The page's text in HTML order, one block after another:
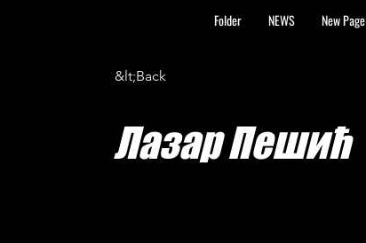
Folder NEWS New Page
&lt;Back
Лазар Пешић